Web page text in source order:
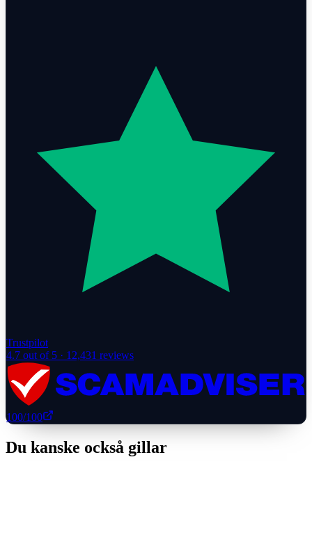
Trustpilot
4.7 out of 5 · 12,431 reviews
100/100
Du kanske också gillar